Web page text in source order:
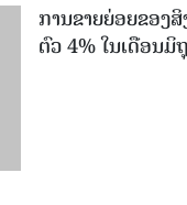
ການຂາຍຍ່ອຍຂອງ
ຕົວ 4% ໃນເດືອນມິ